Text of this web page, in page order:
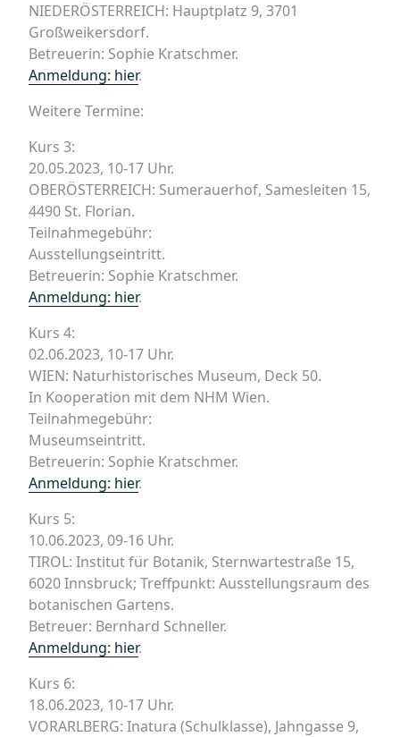
NIEDERÖSTERREICH: Hauptplatz 9, 3701
Großweikersdorf.
Betreuerin: Sophie Kratschmer.
Anmeldung: hier.
Weitere Termine:
Kurs 3:
20.05.2023, 10-17 Uhr.
OBERÖSTERREICH: Sumerauerhof, Samesleiten 15,
4490 St. Florian.
Teilnahmegebühr:
Ausstellungseintritt.
Betreuerin: Sophie Kratschmer.
Anmeldung: hier.
Kurs 4:
02.06.2023, 10-17 Uhr.
WIEN: Naturhistorisches Museum, Deck 50.
In Kooperation mit dem NHM Wien.
Teilnahmegebühr:
Museumseintritt.
Betreuerin: Sophie Kratschmer.
Anmeldung: hier.
Kurs 5:
10.06.2023, 09-16 Uhr.
TIROL: Institut für Botanik, Sternwartestraße 15,
6020 Innsbruck; Treffpunkt: Ausstellungsraum des
botanischen Gartens.
Betreuer: Bernhard Schneller.
Anmeldung: hier.
Kurs 6:
18.06.2023, 10-17 Uhr.
VORARLBERG: Inatura (Schulklasse), Jahngasse 9,